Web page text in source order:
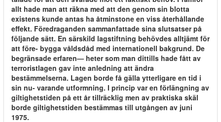
allt hade man att räkna med att den genom sin blotta
existens kunde antas ha åtminstone en viss återhållande
effekt. Föredraganden sammanfattade sina slutsatser på
följande sätt. En särskild lagstiftning behövdes alltjämt för
att före- bygga våldsdåd med internationell bakgrund. De
begränsade erfaren— heter som man dittills hade fått av
terroristlagen gav inte anledning att ändra
bestämmelserna. Lagen borde få gälla ytterligare en tid i
sin nu- varande utformning. I princip var en förlängning av
giltighetstiden på ett år tillräcklig men av praktiska skäl
borde giltighetstiden bestämmas till utgången av juni
1975.